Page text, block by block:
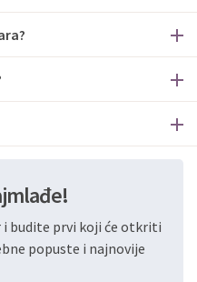
budite prvi koji će otkriti
popuste i najnovije